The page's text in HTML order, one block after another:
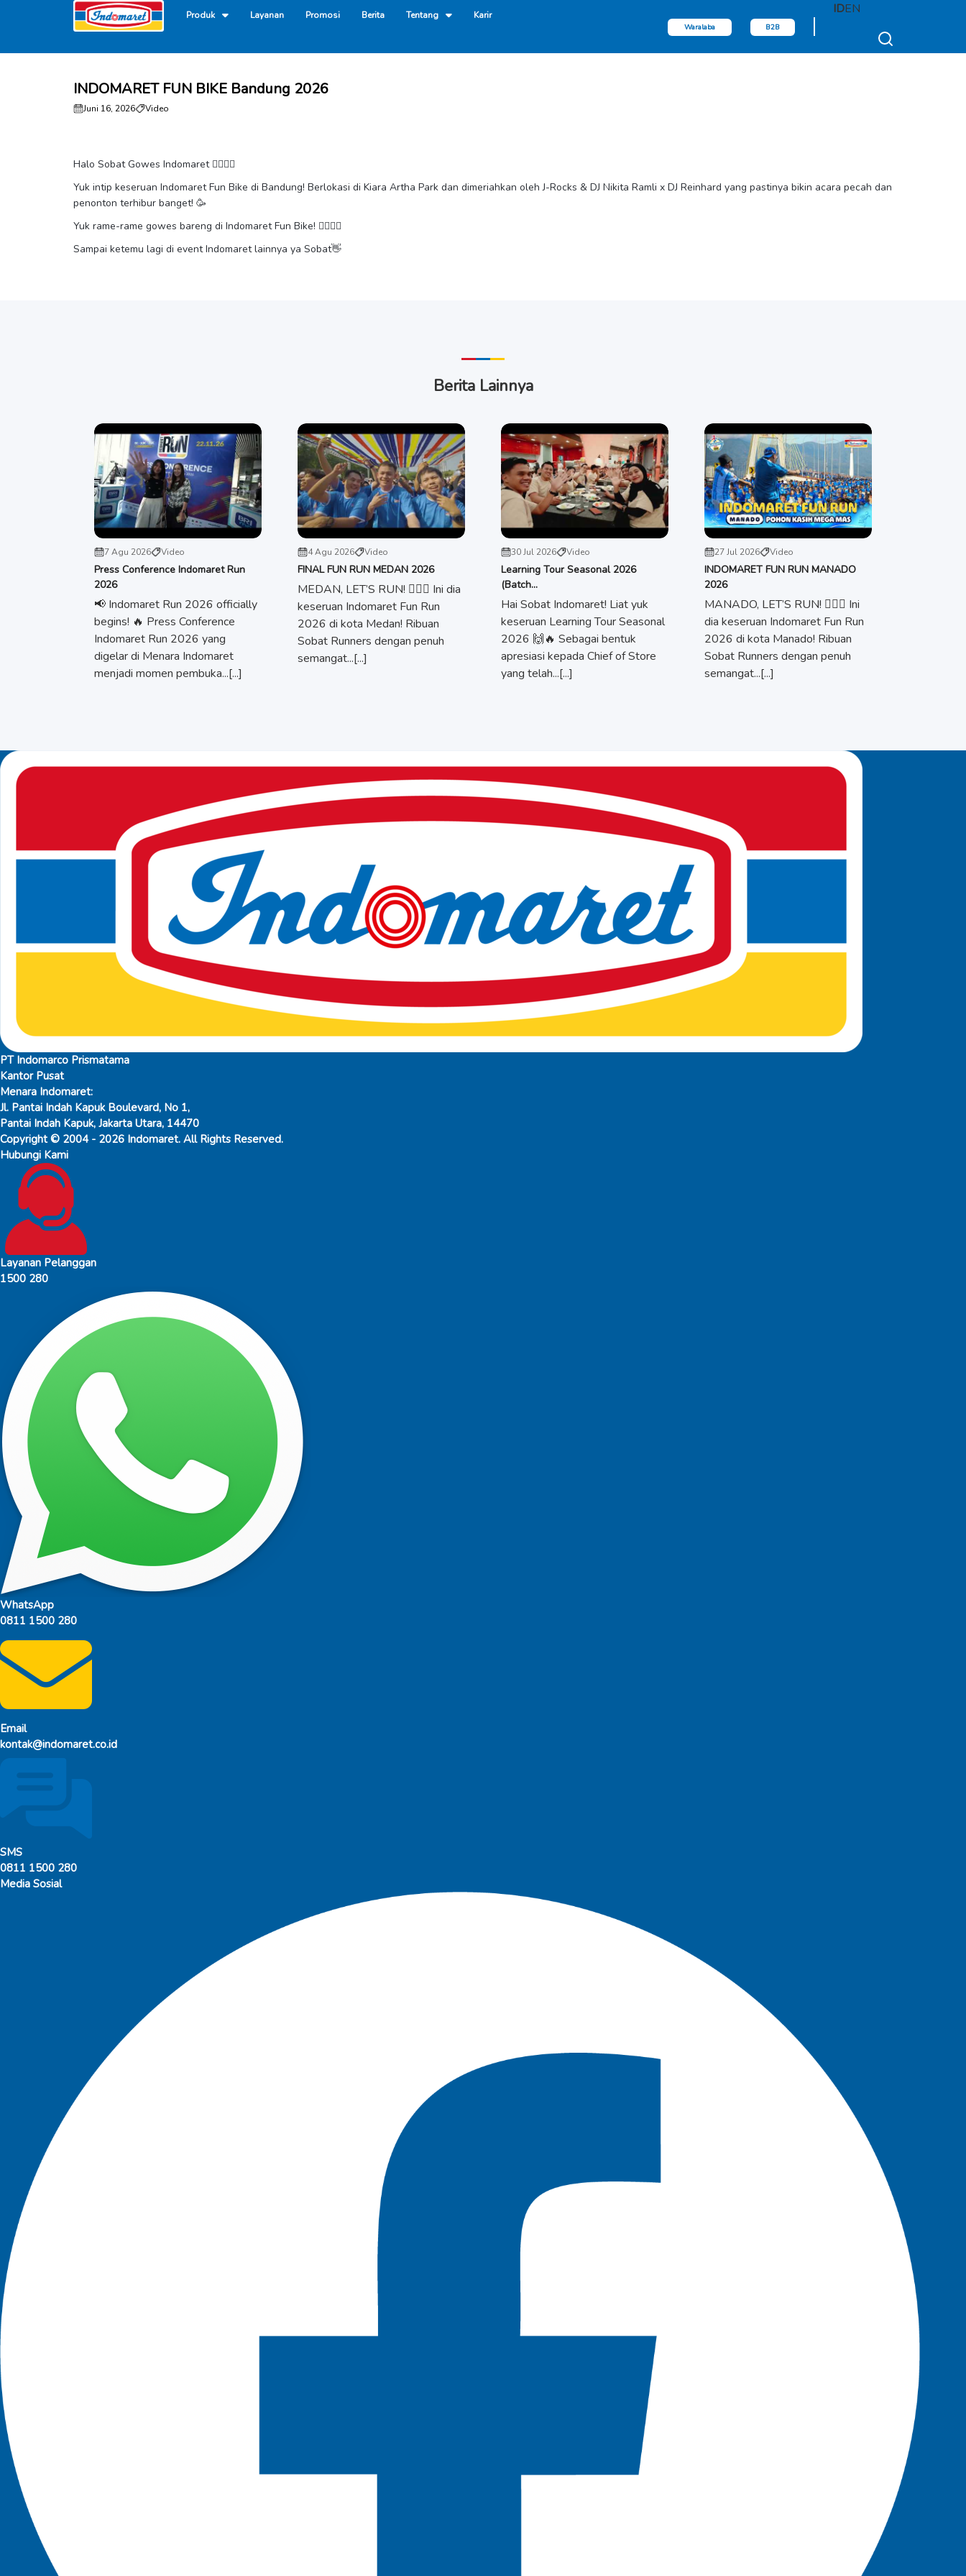
Produk Layanan Promosi Berita Tentang Karir
Waralaba B2B
EN
ID
INDOMARET FUN BIKE Bandung 2026
Juni 16, 2026 Video
Halo Sobat Gowes Indomaret 🚴‍♂️🚴‍♀️
Yuk intip keseruan Indomaret Fun Bike di Bandung! Berlokasi di Kiara Artha Park dan dimeriahkan oleh J-Rocks & DJ Nikita Ramli x DJ Reinhard yang pastinya bikin acara pecah dan
penonton terhibur banget! 🥳
Yuk rame-rame gowes bareng di Indomaret Fun Bike! 🚴‍♂️🚴‍♀️
Sampai ketemu lagi di event Indomaret lainnya ya Sobat👋
Berita Lainnya
7 Agu 2026 Video
Press Conference Indomaret Run
2026
📢 Indomaret Run 2026 officially
begins! 🔥 Press Conference
Indomaret Run 2026 yang
digelar di Menara Indomaret
menjadi momen pembuka...[...]
4 Agu 2026 Video
FINAL FUN RUN MEDAN 2026
MEDAN, LET’S RUN! 🏃🏻‍♀️ Ini dia
keseruan Indomaret Fun Run
2026 di kota Medan! Ribuan
Sobat Runners dengan penuh
semangat...[...]
30 Jul 2026 Video
Learning Tour Seasonal 2026
(Batch...
Hai Sobat Indomaret! Liat yuk
keseruan Learning Tour Seasonal
2026 🙌🔥 Sebagai bentuk
apresiasi kepada Chief of Store
yang telah...[...]
27 Jul 2026 Video
INDOMARET FUN RUN MANADO
2026
MANADO, LET’S RUN! 🏃🏻‍♀️ Ini
dia keseruan Indomaret Fun Run
2026 di kota Manado! Ribuan
Sobat Runners dengan penuh
semangat...[...]
PT Indomarco Prismatama
Kantor Pusat
Menara Indomaret:
Jl. Pantai Indah Kapuk Boulevard, No 1,
Pantai Indah Kapuk, Jakarta Utara, 14470
Copyright © 2004 - 2026 Indomaret. All Rights Reserved.
Hubungi Kami
Layanan Pelanggan
1500 280
WhatsApp
0811 1500 280
Email
kontak@indomaret.co.id
SMS
0811 1500 280
Media Sosial